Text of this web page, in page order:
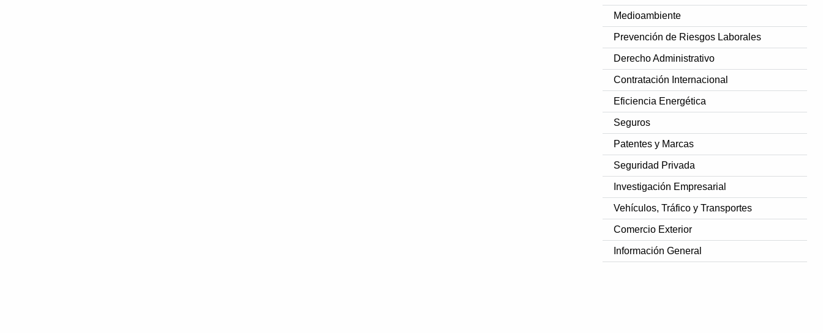
Medioambiente
Prevención de Riesgos Laborales
Derecho Administrativo
Contratación Internacional
Eficiencia Energética
Seguros
Patentes y Marcas
Seguridad Privada
Investigación Empresarial
Vehículos, Tráfico y Transportes
Comercio Exterior
Información General